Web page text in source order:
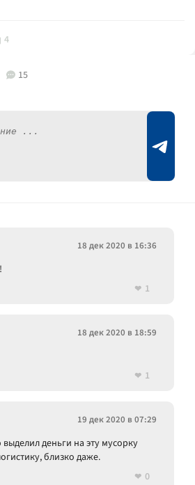
4
15
18 дек 2020 в 16:36
1
18 дек 2020 в 18:59
1
19 дек 2020 в 07:29
выделил деньги на эту мусорку
близко даже.
0